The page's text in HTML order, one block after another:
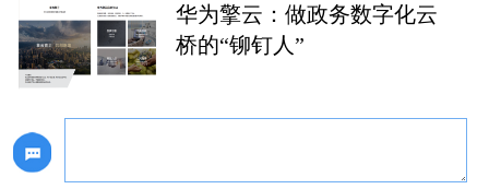
华为擎云：做政务数字化云
桥的“铆钉人”